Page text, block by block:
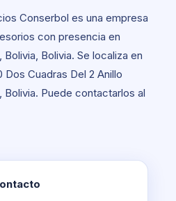
Conserbol es una empresa
con presencia en
Bolivia, Bolivia. Se localiza en
Cuadras Del 2 Anillo
Bolivia. Puede contactarlos al